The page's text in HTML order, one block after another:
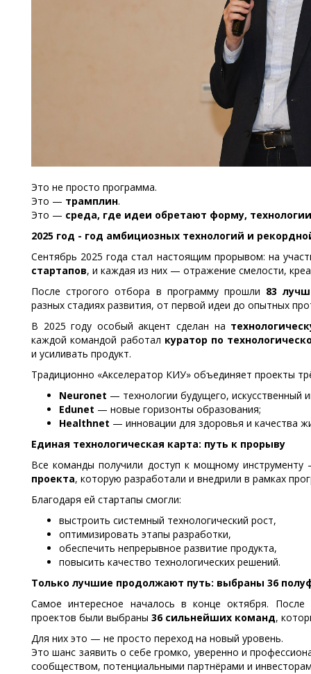
Это не просто программа.
Это — трамплин.
Это — среда, где идеи обретают форму,
2025 год - год амбициозных технологий и
Сентябрь 2025 года стал настоящим прорывом: на
стартапов, и каждая из них — отражение смелости,
После строгого отбора в программу прошли 83
разных стадиях развития, от первой идеи до опытных
В 2025 году особый акцент сделан на
каждой командой работал куратор по
и усиливать продукт.
Традиционно «Акселератор КИУ» объединяет проекты
Neuronet — технологии будущего, искусственный
Edunet — новые горизонты образования;
Healthnet — инновации для здоровья и качества
Единая технологическая карта: путь к прорыву
Все команды получили доступ к мощному
проекта, которую разработали и внедрили в рамках
Благодаря ей стартапы смогли:
выстроить системный технологический рост,
оптимизировать этапы разработки,
обеспечить непрерывное развитие продукта,
повысить качество технологических решений.
Только лучшие продолжают путь: выбраны 36
Самое интересное началось в конце октября. После
проектов были выбраны 36 сильнейших команд,
Для них это — не просто переход на новый уровень.
Это шанс заявить о себе громко, уверенно и
сообществом, потенциальными партнёрами и